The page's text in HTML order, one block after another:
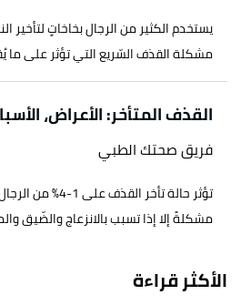
يستخدم الكثير من الرجال بخاخاتٍ لتأخير
مشكلة القذف السّريع التي تؤثر على ما يُقارِب
القذف المتأخر: الأعراض،
فريق صحتك الطبي
تؤثر حالة تأخر
مشكلةً إلا إذا تسبب بالانزعاج والضّيق
الأكثر قراءة